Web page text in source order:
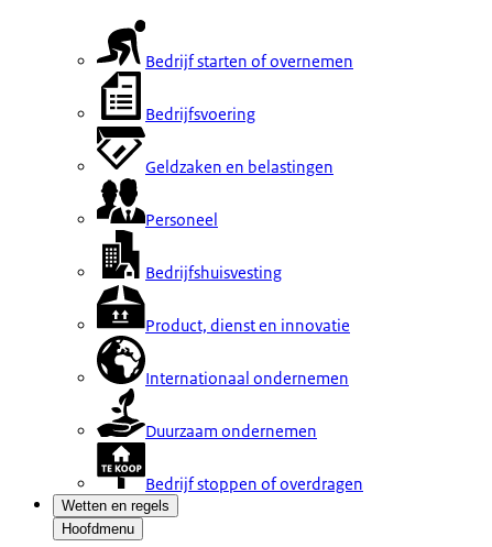
Bedrijf starten of overnemen
Bedrijfsvoering
Geldzaken en belastingen
Personeel
Bedrijfshuisvesting
Product, dienst en innovatie
Internationaal ondernemen
Duurzaam ondernemen
Bedrijf stoppen of overdragen
Wetten en regels
Hoofdmenu